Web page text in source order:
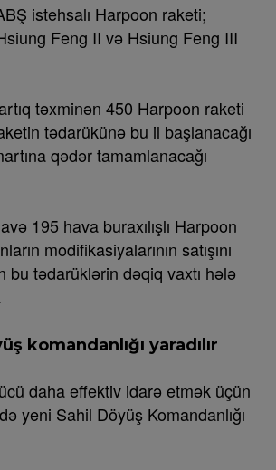
istehsalı Harpoon raketi;
Feng II və Hsiung Feng III
təxminən 450 Harpoon raketi
tədarükünə bu il başlanacağı
qədər tamamlanacağı
195 hava buraxılışlı Harpoon
modifikasiyalarının satışını
bu tədarüklərin dəqiq vaxtı hələ
komandanlığı yaradılır
daha effektiv idarə etmək üçün
yeni Sahil Döyüş Komandanlığı